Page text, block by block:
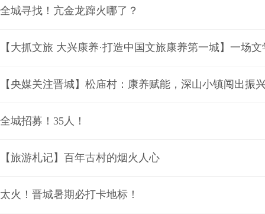
全城寻找！亢金龙蹿火哪了？
【大抓文旅 大兴康养·打造中国文旅康养第一城】一场
【央媒关注晋城】松庙村：康养赋能，深山小镇闯出振
全城招募！35人！
【旅游札记】百年古村的烟火人心
太火！晋城暑期必打卡地标！